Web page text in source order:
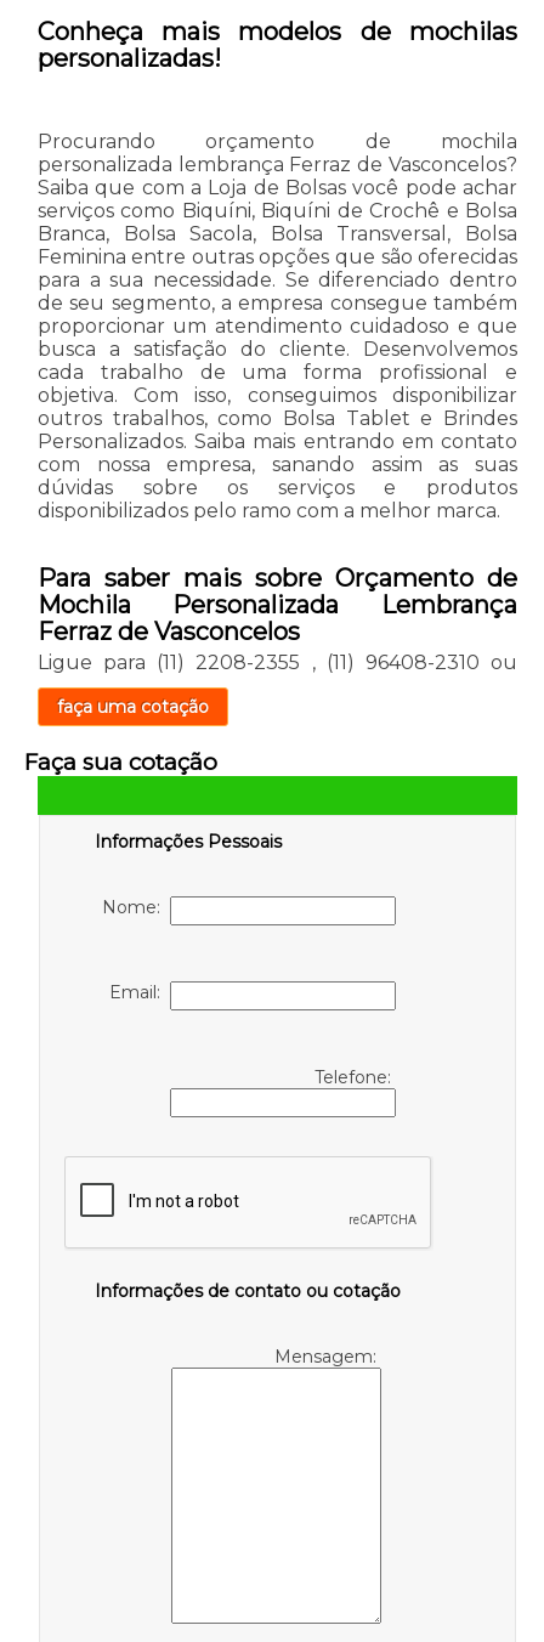
Conheça mais modelos de mochilas
personalizadas!
Procurando orçamento de mochila
personalizada lembrança Ferraz de Vasconcelos?
Saiba que com a Loja de Bolsas você pode achar
serviços como Biquíni, Biquíni de Crochê e Bolsa
Branca, Bolsa Sacola, Bolsa Transversal, Bolsa
Feminina entre outras opções que são oferecidas
para a sua necessidade. Se diferenciado dentro
de seu segmento, a empresa consegue também
proporcionar um atendimento cuidadoso e que
busca a satisfação do cliente. Desenvolvemos
cada trabalho de uma forma profissional e
objetiva. Com isso, conseguimos disponibilizar
outros trabalhos, como Bolsa Tablet e Brindes
Personalizados. Saiba mais entrando em contato
com nossa empresa, sanando assim as suas
dúvidas sobre os serviços e produtos
disponibilizados pelo ramo com a melhor marca.
Para saber mais sobre Orçamento de
Mochila Personalizada Lembrança
Ferraz de Vasconcelos
Ligue para (11) 2208-2355 , (11) 96408-2310 ou
faça uma cotação
Faça sua cotação
Informações Pessoais
Nome:
Email:
Telefone:
Informações de contato ou cotação
Mensagem: